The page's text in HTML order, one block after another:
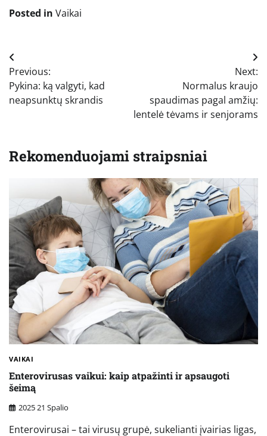
Posted in Vaikai
Navigacija
tarp
įrašų
Previous:
Pykina: ką valgyti, kad
neapsunktų skrandis
Next:
Normalus kraujo
spaudimas pagal amžių:
lentelė tėvams ir senjorams
Rekomenduojami straipsniai
VAIKAI
Enterovirusas vaikui: kaip atpažinti ir apsaugoti
šeimą
2025 21 Spalio
Enterovirusai – tai virusų grupė, sukelianti įvairias ligas,